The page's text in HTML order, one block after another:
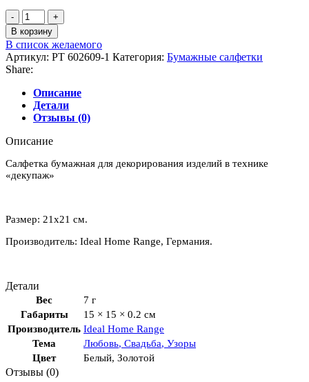
Количество
товара
Салфетки
бумажные
для
декупажа
"Обручальные
кольца"
В корзину
В список желаемого
Артикул: PT 602609-1 Категория: Бумажные салфетки
Share:
Описание
Детали
Отзывы (0)
Описание
Салфетка бумажная для декорирования изделий в технике
«декупаж»
Размер: 21х21 см.
Производитель: Ideal Home Range, Германия.
Детали
Вес
7 г
Габариты
15 × 15 × 0.2 см
Производитель Ideal Home Range
Тема
Любовь, Свадьба, Узоры
Цвет
Белый, Золотой
Отзывы (0)